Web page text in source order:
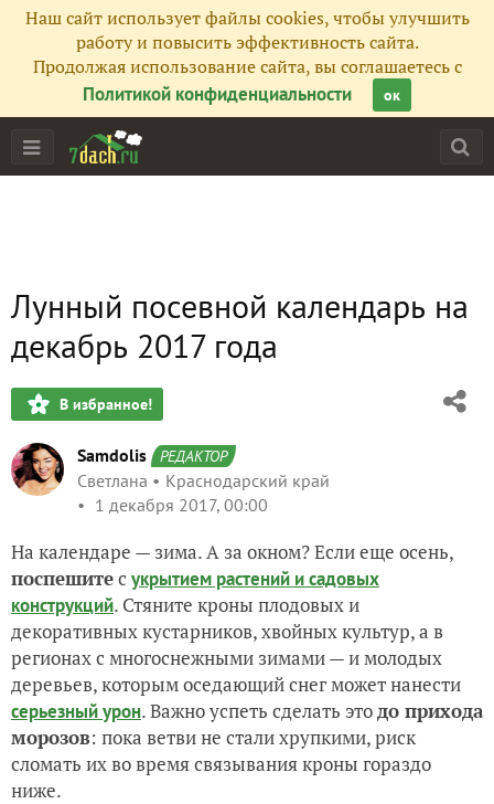
Наш сайт использует файлы cookies, чтобы улучшить
работу и повысить эффективность сайта.
Продолжая использование сайта, вы соглашаетесь с
Политикой конфиденциальности
ок
Лунный посевной календарь на
декабрь 2017 года
В избранное!
Samdolis РЕДАКТОР
Светлана
Краснодарский край
1 декабря 2017, 00:00
На календаре — зима. А за окном? Если еще осень,
поспешитес укрытием растений и садовых
конструкций. Стяните кроны плодовых и
декоративных кустарников, хвойных культур, а в
регионах с многоснежными зимами — и молодых
деревьев, которым оседающий снег может нанести
серьезный урон. Важно успеть сделать этодо прихода
морозов: пока ветви не стали хрупкими, риск
сломать их во время связывания кроны гораздо
ниже.